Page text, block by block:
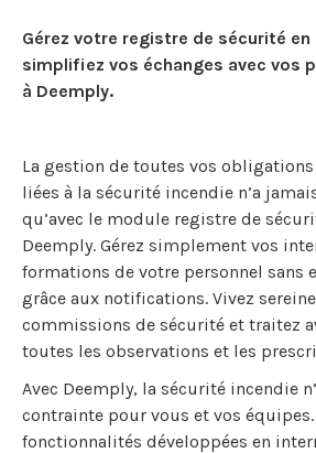
Gérez votre registre de sécurité
simplifiez vos échanges avec vos
à Deemply.
La gestion de toutes vos
liées à la sécurité incendie n’a
qu’avec le module registre de
Deemply. Gérez simplement vos
formations de votre personnel sans
grâce aux notifications. Vivez
commissions de sécurité et traitez
toutes les observations et les
Avec Deemply, la sécurité incendie
contrainte pour vous et vos équipes.
fonctionnalités développées en